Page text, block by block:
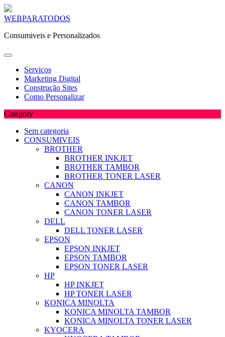
Skip
content
WEBPARATODOS
Consumiveis e Personalizados
Serviços
Marketing Digital
Construção Sites
Como Personalizar
Category
Sem categoria
CONSUMIVEIS
BROTHER
BROTHER INKJET
BROTHER TAMBOR
BROTHER TONER LASER
CANON
CANON INKJET
CANON TAMBOR
CANON TONER LASER
DELL
DELL TONER LASER
EPSON
EPSON INKJET
EPSON TAMBOR
EPSON TONER LASER
HP
HP INKJET
HP TONER LASER
KONICA MINOLTA
KONICA MINOLTA TAMBOR
KONICA MINOLTA TONER LASER
KYOCERA